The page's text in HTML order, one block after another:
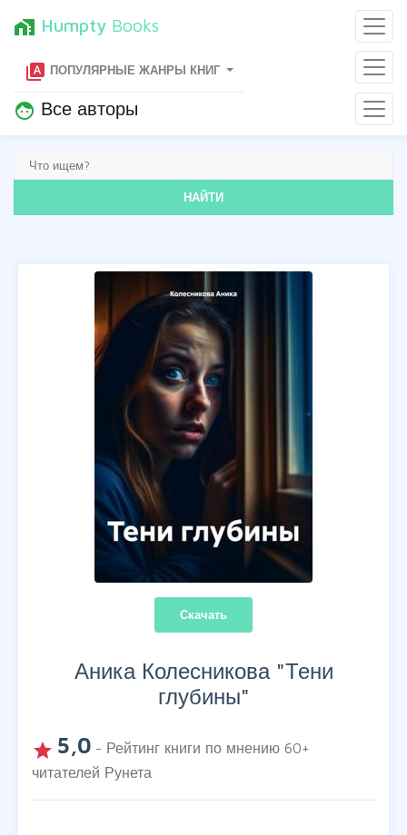
home_work Humpty Books
type_specimen ПОПУЛЯРНЫЕ ЖАНРЫ КНИГ
face Все авторы
НАЙТИ
Скачать
Аника Колесникова "Тени
глубины"
grade 5,0 - Рейтинг книги по мнению 60+
читателей Рунета